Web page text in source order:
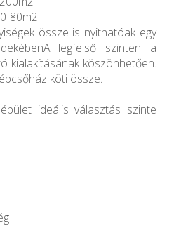
80m2
össze is nyithatóak egy
legfelső szinten a
kialakításának köszönhetően.
köti össze.
ideális választás szinte